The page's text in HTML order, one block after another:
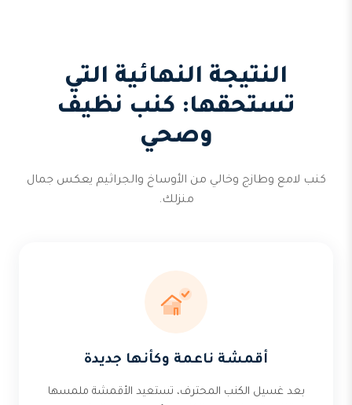
النتيجة النهائية التي
تستحقها: كنب نظيف
وصحي
كنب لامع وطازج وخالي من الأوساخ والجراثيم يعكس جمال
منزلك.
أقمشة ناعمة وكأنها جديدة
بعد غسيل الكنب المحترف، تستعيد الأقمشة ملمسها